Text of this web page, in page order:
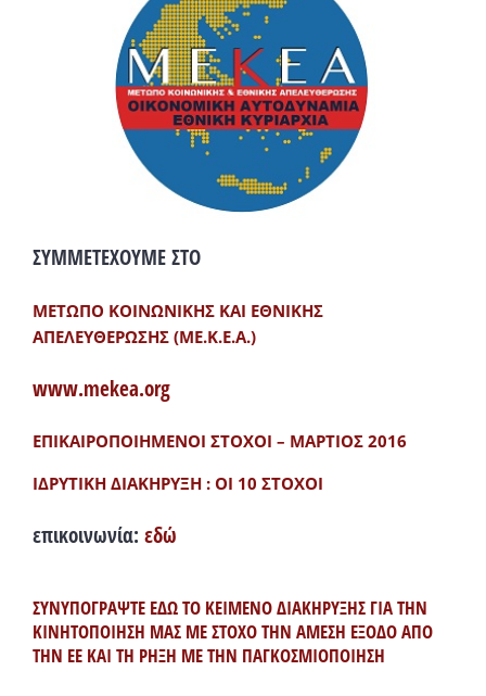
ΣΥΜΜΕΤΕΧΟΥΜΕ ΣΤΟ
ΜΕΤΩΠΟ ΚΟΙΝΩΝΙΚΗΣ ΚΑΙ ΕΘΝΙΚΗΣ
ΑΠΕΛΕΥΘΕΡΩΣΗΣ (ΜΕ.Κ.Ε.Α.)
www.mekea.org
ΕΠΙΚΑΙΡΟΠΟΙΗΜΕΝΟΙ ΣΤΟΧΟΙ – ΜΑΡΤΙΟΣ 2016
ΙΔΡΥΤΙΚΗ ΔΙΑΚΗΡΥΞΗ : ΟΙ 10 ΣΤΟΧΟΙ
επικοινωνία: εδώ
ΣΥΝΥΠΟΓΡΑΨΤΕ ΕΔΩ ΤΟ ΚΕΙΜΕΝΟ ΔΙΑΚΗΡΥΞΗΣ ΓΙΑ ΤΗΝ
ΚΙΝΗΤΟΠΟΙΗΣΗ ΜΑΣ ΜΕ ΣΤΟΧΟ ΤΗΝ ΑΜΕΣΗ ΕΞΟΔΟ ΑΠΟ
ΤΗΝ ΕΕ ΚΑΙ ΤΗ ΡΗΞΗ ΜΕ ΤΗΝ ΠΑΓΚΟΣΜΙΟΠΟΙΗΣΗ